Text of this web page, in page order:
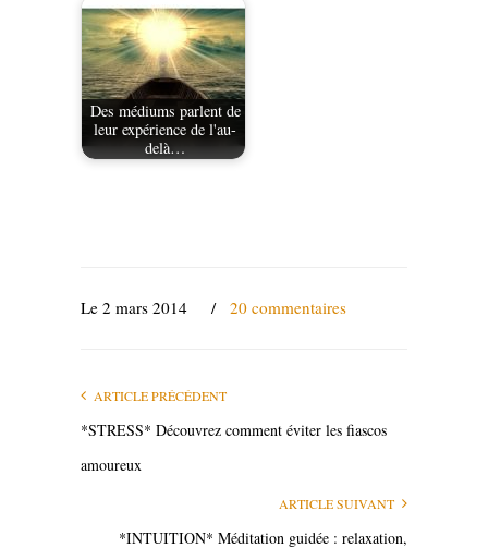
Des médiums parlent de
leur expérience de l'au-
delà…
Le 2 mars 2014 / 20 commentaires
ARTICLE PRÉCÉDENT
*STRESS* Découvrez comment éviter les fiascos
amoureux
ARTICLE SUIVANT
*INTUITION* Méditation guidée : relaxation,